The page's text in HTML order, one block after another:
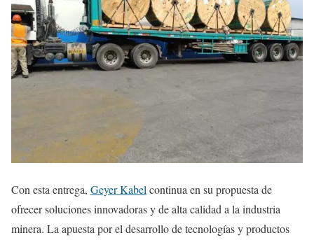
Con esta entrega, Geyer Kabel continua en su propuesta de
ofrecer soluciones innovadoras y de alta calidad a la industria
minera. La apuesta por el desarrollo de tecnologías y productos